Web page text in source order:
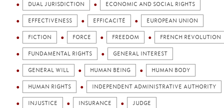
DUAL JURISDICTION ECONOMIC AND SOCIAL RIGHTS
EFFECTIVENESS EFFICACITÉ EUROPEAN UNION
FICTION FORCE FREEDOM FRENCH REVOLUTION
FUNDAMENTAL RIGHTS GENERAL INTEREST
GENERAL WILL HUMAN BEING HUMAN BODY
HUMAN RIGHTS INDEPENDENT ADMINISTRATIVE AUTHORITY
INJUSTICE INSURANCE JUDGE